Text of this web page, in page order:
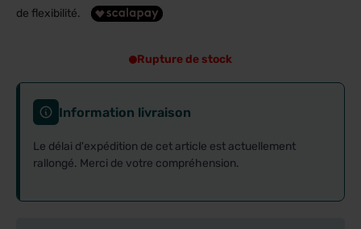
de flexibilité.
Rupture de stock
Information livraison
Le délai d'expédition de cet article est actuellement
rallongé. Merci de votre compréhension.